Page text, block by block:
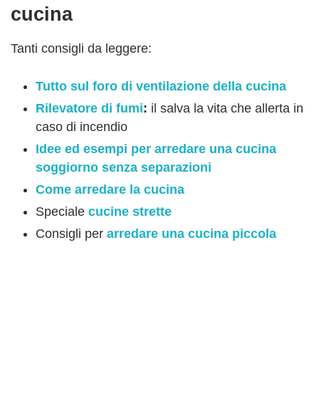
cucina
Tanti consigli da leggere:
Tutto sul foro di ventilazione della cucina
Rilevatore di fumi: il salva la vita che allerta in
caso di incendio
Idee ed esempi per arredare una cucina
soggiorno senza separazioni
Come arredare la cucina
Speciale cucine strette
Consigli per arredare una cucina piccola